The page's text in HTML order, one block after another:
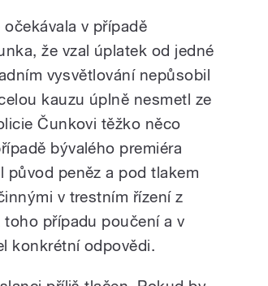
v případě
že vzal úplatek od jedné
vysvětlování nepůsobil
kauzu úplně nesmetl ze
Čunkovi těžko něco
bývalého premiéra
původ peněz a pod tlakem
v trestním řízení z
případu poučení a v
konkrétní odpovědi.